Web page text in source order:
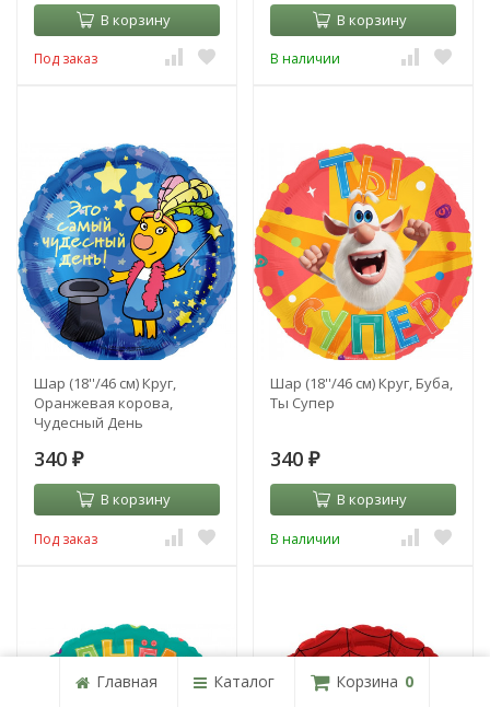
В корзину
Под заказ
В корзину
В наличии
Шар (18''/46 см) Круг,
Оранжевая корова,
Чудесный День
340 ₽
В корзину
Под заказ
Шар (18''/46 см) Круг, Буба,
Ты Супер
340 ₽
В корзину
В наличии
Главная Каталог Корзина 0